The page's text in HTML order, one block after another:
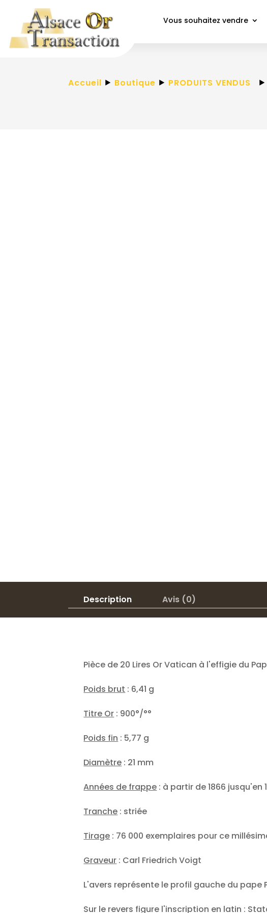
Vous souhaitez vendre
Accueil ⯈ Boutique ⯈ PRODUITS VENDUS ⯈
Description Avis (0)
Pièce de 20 Lires Or Vatican à l'effigie du
Poids brut : 6,41 g
Titre Or : 900°/°°
Poids fin : 5,77 g
Diamètre : 21 mm
Années de frappe : à partir de 1866 jusqu'en
Tranche : striée
Tirage : 76 000 exemplaires pour ce
Graveur : Carl Friedrich Voigt
L'avers représente le profil gauche du pape
Sur le revers figure l'inscription en latin :